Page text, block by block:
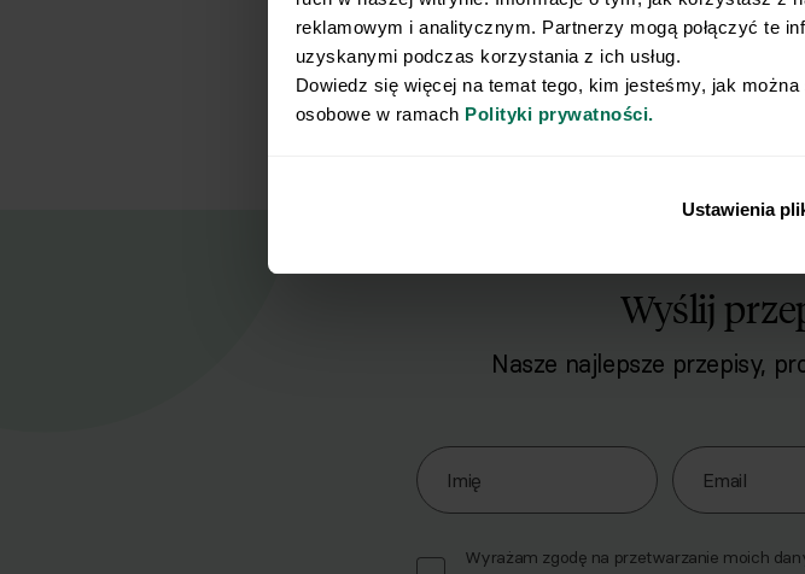
reklamowym i analitycznym. Partnerzy mogą połączyć te
uzyskanymi podczas korzystania z ich usług.
Dowiedz się więcej na temat tego, kim jesteśmy, jak
osobowe w ramach Polityki prywatności.
Ustawienia
W Respo
osoby.
masz w
Wyślij
Nasze najlepsze przepisy,
Zapisz się do naszego Newslettera
Imię Email
Wyrażam zgodę na przetwarzanie moich